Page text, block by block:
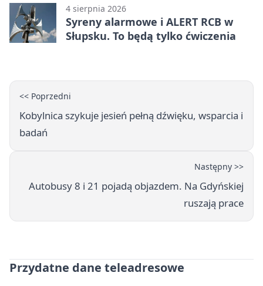
4 sierpnia 2026
Syreny alarmowe i ALERT RCB w
Słupsku. To będą tylko ćwiczenia
<< Poprzedni
Kobylnica szykuje jesień pełną dźwięku, wsparcia i
badań
Następny >>
Autobusy 8 i 21 pojadą objazdem. Na Gdyńskiej
ruszają prace
Przydatne dane teleadresowe